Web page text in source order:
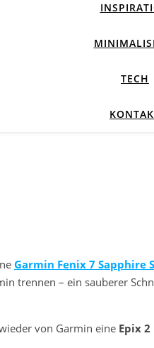
TECH
Garmin Fenix 7 Sapphire
trennen – ein sauberer
von Garmin eine Epix 2